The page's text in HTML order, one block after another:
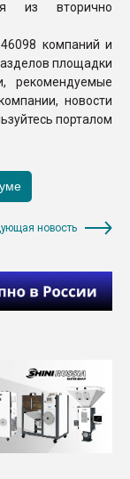
из вторично
компаний и
площадки
рекомендуемые
новости
порталом
новость